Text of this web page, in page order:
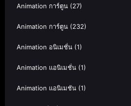
Animation การ์ตูน (27)
Animation การ์ตูน (232)
Animation อนิเมชั่น (1)
Animation แอนิเมชั่น (1)
Animation แอนิเมชัน (1)